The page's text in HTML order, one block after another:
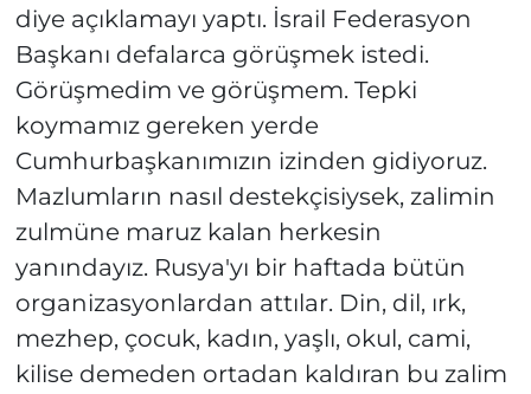
diye açıklamayı yaptı. İsrail Federasyon
Başkanı defalarca görüşmek istedi.
Görüşmedim ve görüşmem. Tepki
koymamız gereken yerde
Cumhurbaşkanımızın izinden gidiyoruz.
Mazlumların nasıl destekçisiysek, zalimin
zulmüne maruz kalan herkesin
yanındayız. Rusya'yı bir haftada bütün
organizasyonlardan attılar. Din, dil, ırk,
mezhep, çocuk, kadın, yaşlı, okul, cami,
kilise demeden ortadan kaldıran bu zalim